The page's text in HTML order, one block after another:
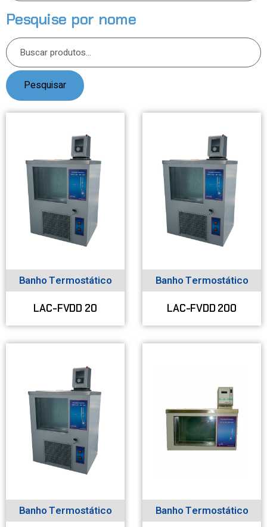
Pesquise por nome
Pesquisar
Banho Termostático
LAC-FVDD 20
Banho Termostático
LAC-FVDD 200
Banho Termostático Banho Termostático